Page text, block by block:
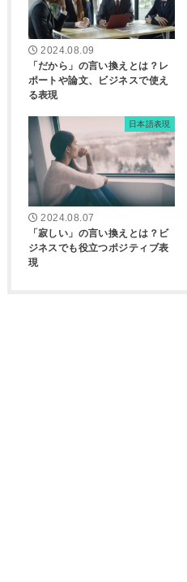
2024.08.09
「だから」の言い換えとは？レ
ポートや論文、ビジネスで使え
る表現
日本語表現
2024.08.07
「寂しい」の言い換えとは？ビ
ジネスでも役立つポジティブ表
現